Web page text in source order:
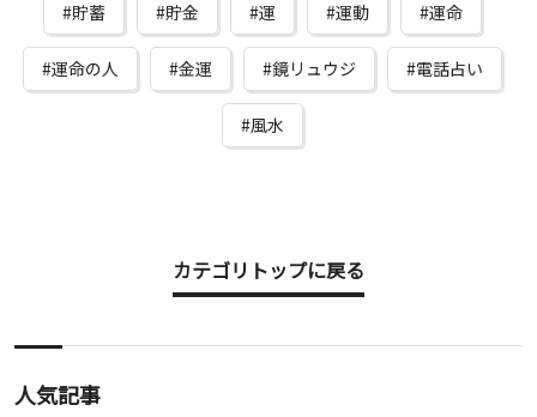
貯蓄 貯金 運 運動 運命
運命の人 金運 鏡リュウジ 電話占い
風水
カテゴリトップに戻る
人気記事